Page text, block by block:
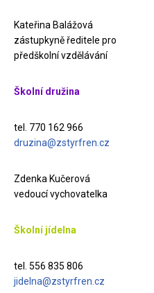
Kateřina Balážová
zástupkyně ředitele pro
předškolní vzdělávání
Školní družina
tel. 770 162 966
druzina@zstyrfren.cz
Zdenka Kučerová
vedoucí vychovatelka
Školní jídelna
tel. 556 835 806
jidelna@zstyrfren.cz